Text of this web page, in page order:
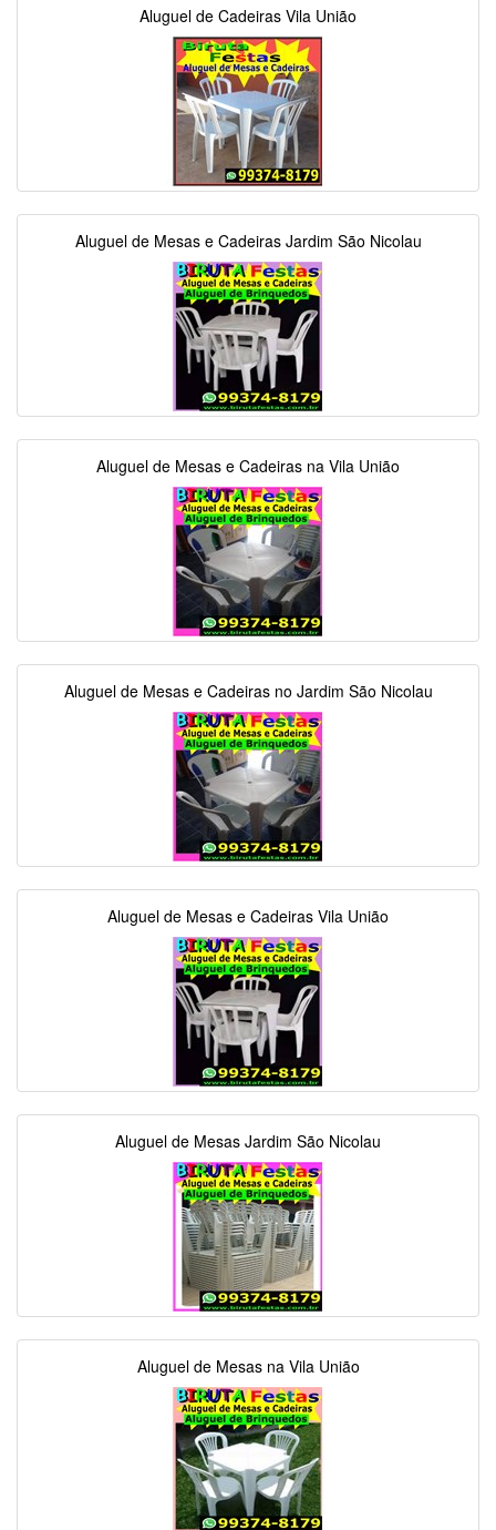
Aluguel de Cadeiras Vila União
Aluguel de Mesas e Cadeiras Jardim São Nicolau
Aluguel de Mesas e Cadeiras na Vila União
Aluguel de Mesas e Cadeiras no Jardim São Nicolau
Aluguel de Mesas e Cadeiras Vila União
Aluguel de Mesas Jardim São Nicolau
Aluguel de Mesas na Vila União